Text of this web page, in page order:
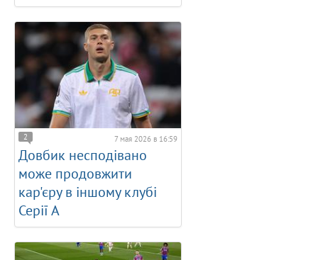
2 7 мая 2026 в 16:59
Довбик несподівано
може продовжити
кар'єру в іншому клубі
Серії А